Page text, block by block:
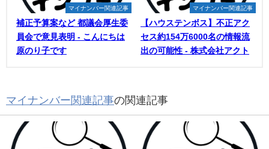
マイナンバー関連記事
補正予算案など 都議会厚生委
員会で意見表明 - こんにちは
原のり子です
マイナンバー関連記事
【ハウステンボス】不正アク
セス約154万6000名の情報流
出の可能性 - 株式会社アクト
マイナンバー関連記事の関連記事